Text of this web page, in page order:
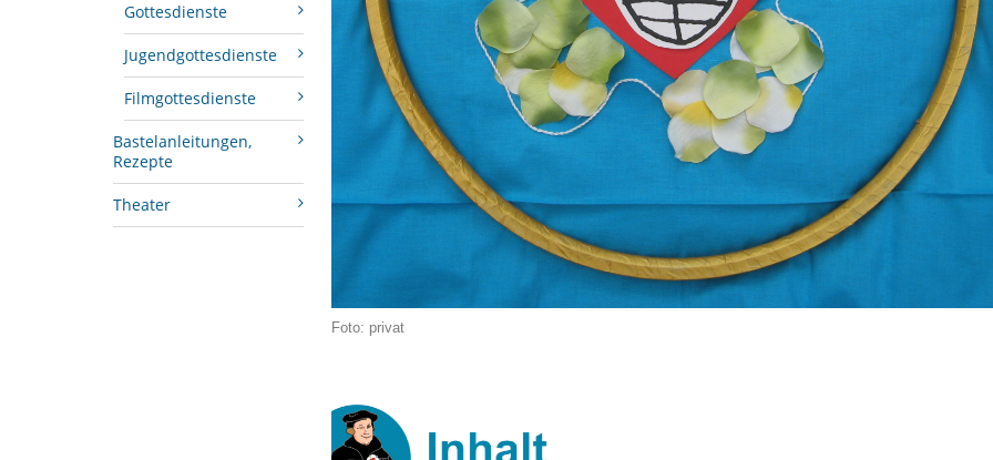
Gottesdienste
Jugendgottesdienste
Filmgottesdienste
Bastelanleitungen,
Rezepte
Theater
Foto: privat